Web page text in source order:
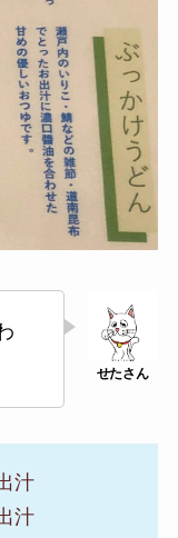
汁
汁